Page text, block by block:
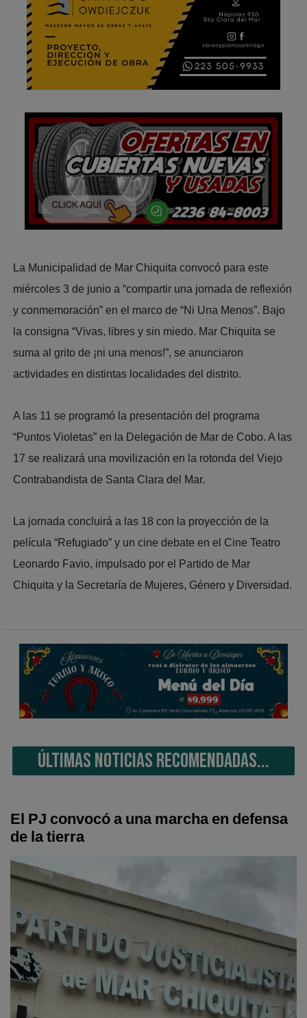
La Municipalidad de Mar Chiquita convocó para este
miércoles 3 de junio a “compartir una jornada de reflexión
y conmemoración” en el marco de “Ni Una Menos”. Bajo
la consigna “Vivas, libres y sin miedo. Mar Chiquita se
suma al grito de ¡ni una menos!”, se anunciaron
actividades en distintas localidades del distrito.
A las 11 se programó la presentación del programa
“Puntos Violetas” en la Delegación de Mar de Cobo. A las
17 se realizará una movilización en la rotonda del Viejo
Contrabandista de Santa Clara del Mar.
La jornada concluirá a las 18 con la proyección de la
película “Refugiado” y un cine debate en el Cine Teatro
Leonardo Favio, impulsado por el Partido de Mar
Chiquita y la Secretaría de Mujeres, Género y Diversidad.
ÚLTIMAS NOTICIAS RECOMENDADAS...
El PJ convocó a una marcha en defensa
de la tierra